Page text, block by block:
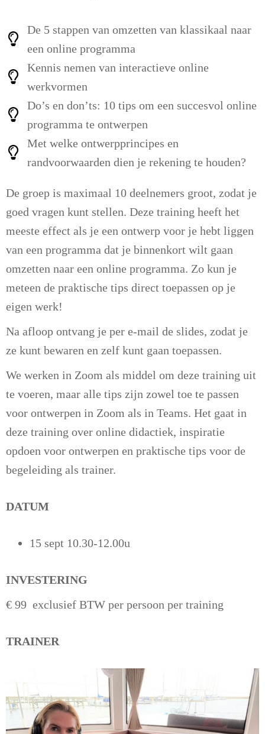
De 5 stappen van omzetten van klassikaal naar
een online programma
Kennis nemen van interactieve online
werkvormen
Do’s en don’ts: 10 tips om een succesvol online
programma te ontwerpen
Met welke ontwerpprincipes en
randvoorwaarden dien je rekening te houden?
De groep is maximaal 10 deelnemers groot, zodat je
goed vragen kunt stellen. Deze training heeft het
meeste effect als je een ontwerp voor je hebt liggen
van een programma dat je binnenkort wilt gaan
omzetten naar een online programma. Zo kun je
meteen de praktische tips direct toepassen op je
eigen werk!
Na afloop ontvang je per e-mail de slides, zodat je
ze kunt bewaren en zelf kunt gaan toepassen.
We werken in Zoom als middel om deze training uit
te voeren, maar alle tips zijn zowel toe te passen
voor ontwerpen in Zoom als in Teams. Het gaat in
deze training over online didactiek, inspiratie
opdoen voor ontwerpen en praktische tips voor de
begeleiding als trainer.
DATUM
15 sept 10.30-12.00u
INVESTERING
€ 99 exclusief BTW per persoon per training
TRAINER